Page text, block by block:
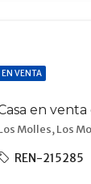
EN VENTA
en
Molles, Los
REN-215285